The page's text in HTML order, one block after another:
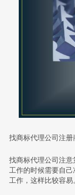
找商标代理公司注
找商标代理公司注
工作的时候需要自
工作，这样比较容易